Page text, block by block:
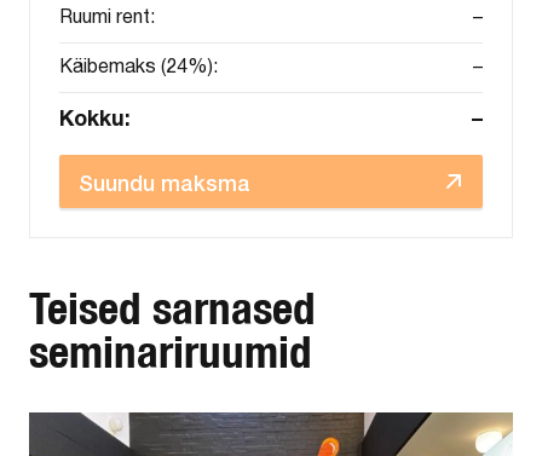
Ruumi rent:
–
Käibemaks (24%):
–
Kokku: –
Suundu maksma
Teised sarnased
seminariruumid